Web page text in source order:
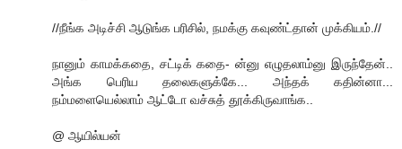
//நீங்க அடிச்சி ஆடுங்க பரிசில், நமக்கு கவுண்ட்தான் முக்கியம்.//
நானும் காமக்கதை, சட்டிக் கதை- ன்னு எழுதலாம்னு இருந்தேன்..
அங்க பெரிய தலைகளுக்கே... அந்தக் கதின்னா...
நம்மளையெல்லாம் ஆட்டோ வச்சுத் தூக்கிருவாங்க..
@ ஆயில்யன்